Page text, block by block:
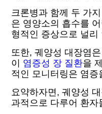
크론병과 함께 두 가
은 영양소의 흡수를
형적인 증상으로 널리
또한, 궤양성 대장염
이 염증성 장 질환을
적인 모니터링은 염
요약하자면, 궤양성
과적으로 다루어 환